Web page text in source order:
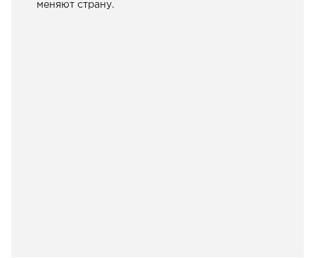
меняют страну.